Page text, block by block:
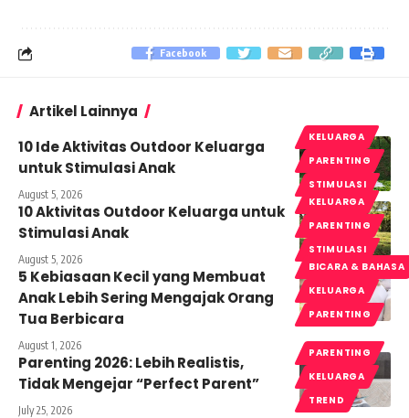
Facebook
Artikel Lainnya
KELUARGA
PARENTING
STIMULASI
10 Ide Aktivitas Outdoor Keluarga
untuk Stimulasi Anak
August 5, 2026
KELUARGA
PARENTING
STIMULASI
10 Aktivitas Outdoor Keluarga untuk
Stimulasi Anak
August 5, 2026
BICARA & BAHASA
KELUARGA
PARENTING
5 Kebiasaan Kecil yang Membuat
Anak Lebih Sering Mengajak Orang
Tua Berbicara
August 1, 2026
PARENTING
KELUARGA
TREND
Parenting 2026: Lebih Realistis,
Tidak Mengejar “Perfect Parent”
July 25, 2026